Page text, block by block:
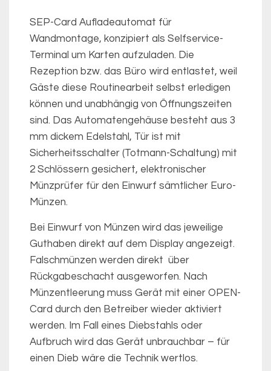
SEP-Card Aufladeautomat für
Wandmontage, konzipiert als Selfservice-
Terminal um Karten aufzuladen. Die
Rezeption bzw. das Büro wird entlastet, weil
Gäste diese Routinearbeit selbst erledigen
können und unabhängig von Öffnungszeiten
sind. Das Automatengehäuse besteht aus 3
mm dickem Edelstahl, Tür ist mit
Sicherheitsschalter (Totmann-Schaltung) mit
2 Schlössern gesichert, elektronischer
Münzprüfer für den Einwurf sämtlicher Euro-
Münzen.
Bei Einwurf von Münzen wird das jeweilige
Guthaben direkt auf dem Display angezeigt.
Falschmünzen werden direkt über
Rückgabeschacht ausgeworfen. Nach
Münzentleerung muss Gerät mit einer OPEN-
Card durch den Betreiber wieder aktiviert
werden. Im Fall eines Diebstahls oder
Aufbruch wird das Gerät unbrauchbar – für
einen Dieb wäre die Technik wertlos.